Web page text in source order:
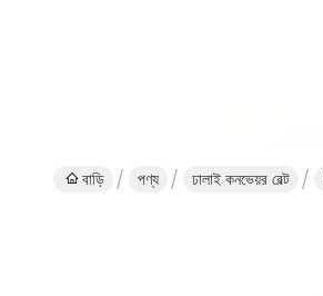
বাড়ি পণ্য ঢালাই কনভেয়র বেল্ট